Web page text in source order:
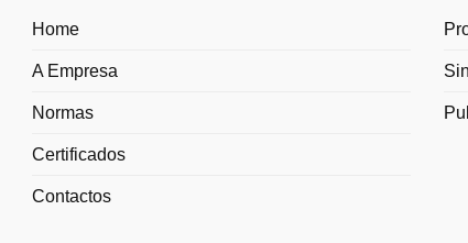
Home
A Empresa
Normas
Certificados
Contactos